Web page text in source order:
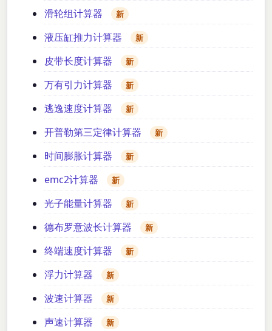
滑轮组计算器 新
液压缸推力计算器 新
皮带长度计算器 新
万有引力计算器 新
逃逸速度计算器 新
开普勒第三定律计算器 新
时间膨胀计算器 新
emc2计算器 新
光子能量计算器 新
德布罗意波长计算器 新
终端速度计算器 新
浮力计算器 新
波速计算器 新
声速计算器 新